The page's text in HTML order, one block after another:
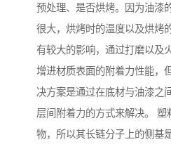
预处理、是否烘烤。因为油漆
很大，烘烤时的温度以及烘烤
有较大的影响，通过打磨以及
增进材质表面的附着力性能，
决方案是通过在底材与油漆之
层间附着力的方式来解决。
物，所以其长链分子上的侧基